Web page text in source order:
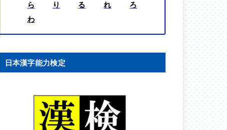
ら
り る れ
ろ
わ
日本漢字能力検定